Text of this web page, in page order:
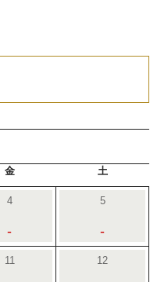
金 土
4
-
5
-
11 12